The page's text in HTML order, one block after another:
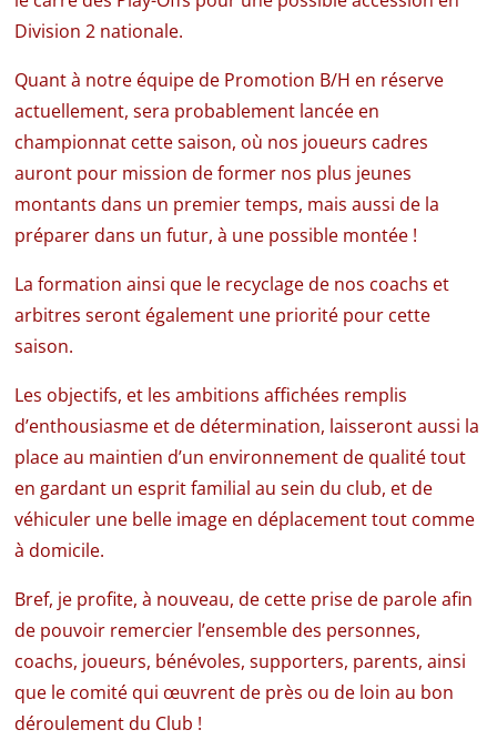
Division 2 nationale.
Quant à notre équipe de Promotion B/H en réserve
actuellement, sera probablement lancée en
championnat cette saison, où nos joueurs cadres
auront pour mission de former nos plus jeunes
montants dans un premier temps, mais aussi de la
préparer dans un futur, à une possible montée !
La formation ainsi que le recyclage de nos coachs et
arbitres seront également une priorité pour cette
saison.
Les objectifs, et les ambitions affichées remplis
d’enthousiasme et de détermination, laisseront aussi la
place au maintien d’un environnement de qualité tout
en gardant un esprit familial au sein du club, et de
véhiculer une belle image en déplacement tout comme
à domicile.
Bref, je profite, à nouveau, de cette prise de parole afin
de pouvoir remercier l’ensemble des personnes,
coachs, joueurs, bénévoles, supporters, parents, ainsi
que le comité qui œuvrent de près ou de loin au bon
déroulement du Club !